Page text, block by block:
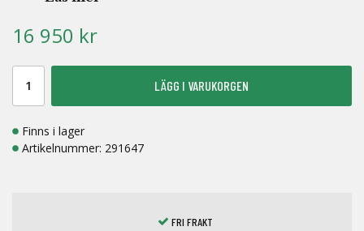
16 950 kr
LÄGG I VARUKORGEN
Finns i lager
Artikelnummer: 291647
FRI FRAKT